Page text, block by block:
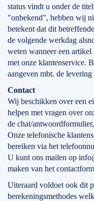
status vindt u onder de
"onbekend", hebben wij
betekent dat dit
de volgende werkdag
weten wanneer een
met onze klantenservice.
aangeven mbt. de
Contact
Wij beschikken over een
helpen met vragen over
de chat/
Onze telefonische
bereiken via het
U kunt ons mailen op
maken van het
Uiteraard voldoet ook dit
berekeningsmethodes